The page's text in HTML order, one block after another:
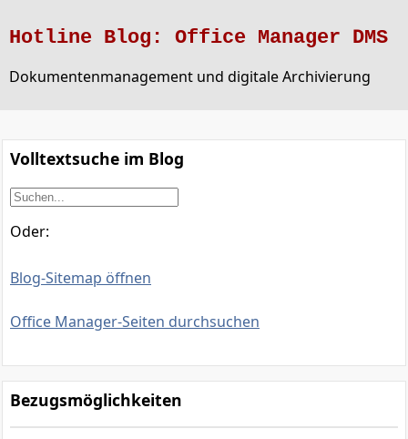
Hotline Blog: Office Manager DMS
Dokumentenmanagement und digitale Archivierung
Volltextsuche im Blog
Oder:
Blog-Sitemap öffnen
Office Manager-Seiten durchsuchen
Bezugsmöglichkeiten